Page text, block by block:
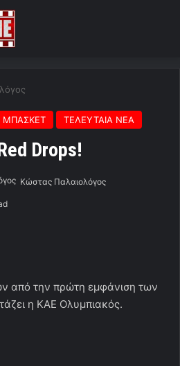
ΜΠΑΣΚΕΤ ΤΕΛΕΥΤΑΙΑ ΝΕΑ
Drops!
Κώστας Παλαιολόγος
από την πρώτη εμφάνιση των
η ΚΑΕ Ολυμπιακός.